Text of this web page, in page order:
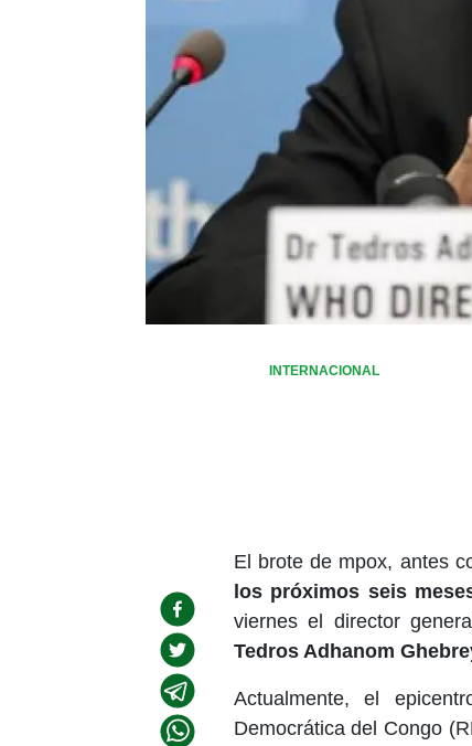
INTERNACIONAL
El brote de mpox, antes
los próximos seis
viernes el director
Tedros Adhanom
Actualmente, el
Democrática del Congo